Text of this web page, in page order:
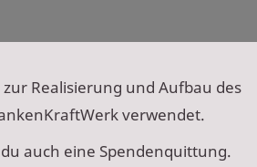
Realisierung und Aufbau des
verwendet.
auch eine Spendenquittung.